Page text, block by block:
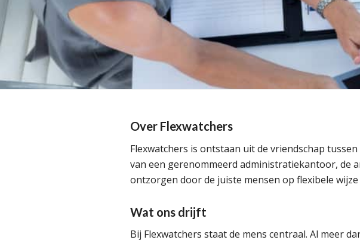
Over Flexwatchers
Flexwatchers is ontstaan uit de vriendschap
van een gerenommeerd administratiekantoor, de
ontzorgen door de juiste mensen op flexibele
Wat ons drijft
Bij Flexwatchers staat de mens centraal. Al meer